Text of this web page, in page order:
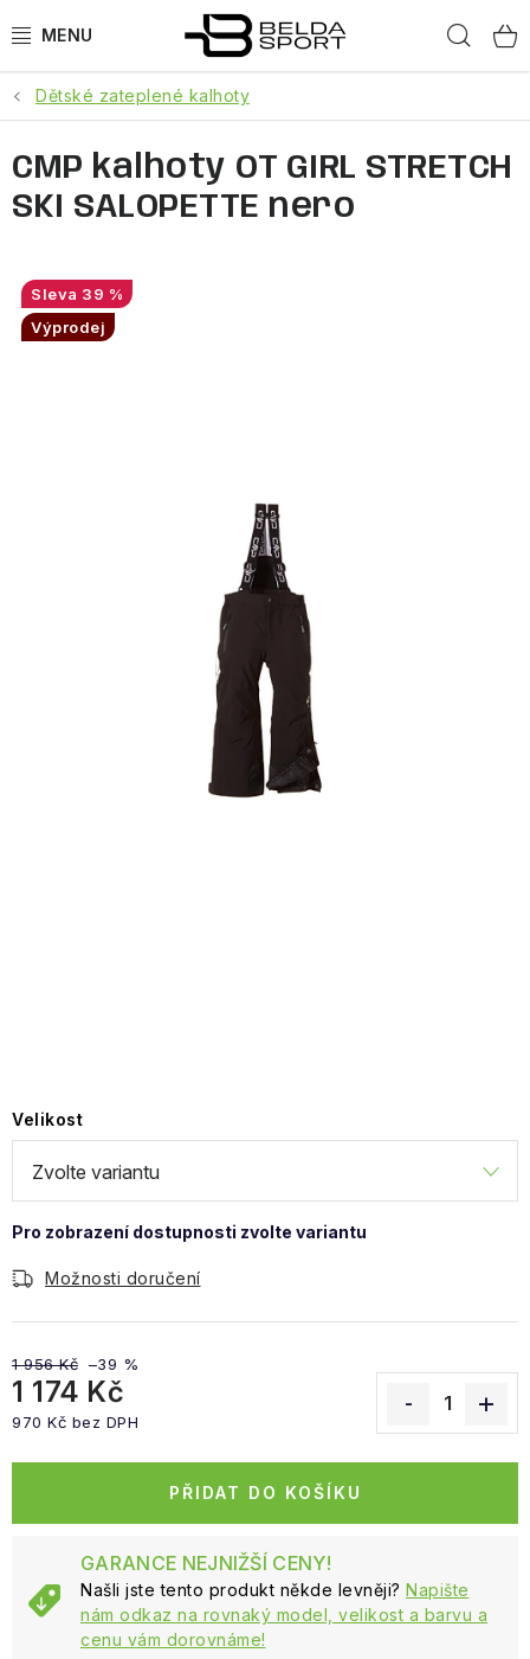
na
SPORTY
BĚH
BOGNER
OBLEČENÍ
Dětské zateplené kalhoty
Velikost
Možnosti doručení
1 956 Kč –39 %
1 174 Kč
970 Kč bez DPH
PŘIDAT DO KOŠÍKU
GARANCE NEJNIŽŠÍ CENY!
Našli jste tento produkt někde levněji? Napište
nám odkaz na rovnaký model, velikost a barvu a
cenu vám dorovnáme!
CMP kalhoty OT GIRL STRETCH
SKI SALOPETTE nero
39 %
Výprodej